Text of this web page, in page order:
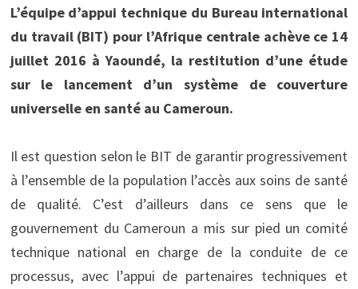
L’équipe d’appui technique du Bureau international
du travail (BIT) pour l’Afrique centrale achève ce 14
juillet 2016 à Yaoundé, la restitution d’une étude
sur le lancement d’un système de couverture
universelle en santé au Cameroun.
Il est question selon le BIT de garantir progressivement
à l’ensemble de la population l’accès aux soins de santé
de qualité. C’est d’ailleurs dans ce sens que le
gouvernement du Cameroun a mis sur pied un comité
technique national en charge de la conduite de ce
processus, avec l’appui de partenaires techniques et